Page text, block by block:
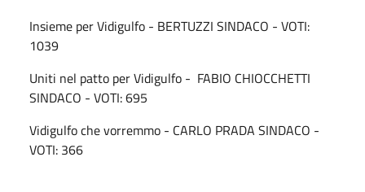
Insieme per Vidigulfo - BERTUZZI SINDACO - VOTI:
1039
Uniti nel patto per Vidigulfo - FABIO CHIOCCHETTI
SINDACO - VOTI: 695
Vidigulfo che vorremmo - CARLO PRADA SINDACO -
VOTI: 366